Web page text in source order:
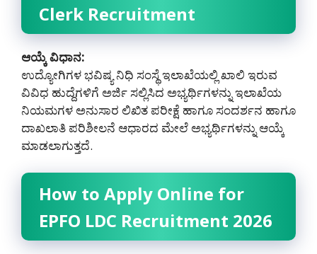
Clerk Recruitment
ಆಯ್ಕೆ ವಿಧಾನ:
ಉದ್ಯೋಗಿಗಳ ಭವಿಷ್ಯ ನಿಧಿ ಸಂಸ್ಥೆ ಇಲಾಖೆಯಲ್ಲಿ ಖಾಲಿ ಇರುವ
ವಿವಿಧ ಹುದ್ದೆಗಳಿಗೆ ಅರ್ಜಿ ಸಲ್ಲಿಸಿದ ಅಭ್ಯರ್ಥಿಗಳನ್ನು ಇಲಾಖೆಯ
ನಿಯಮಗಳ ಅನುಸಾರ ಲಿಖಿತ ಪರೀಕ್ಷೆ ಹಾಗೂ ಸಂದರ್ಶನ ಹಾಗೂ
ದಾಖಲಾತಿ ಪರಿಶೀಲನೆ ಆಧಾರದ ಮೇಲೆ ಅಭ್ಯರ್ಥಿಗಳನ್ನು ಆಯ್ಕೆ
ಮಾಡಲಾಗುತ್ತದೆ.
How to Apply Online for
EPFO LDC Recruitment 2026